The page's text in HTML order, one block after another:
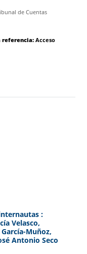
de Cuentas
referencia:Acceso
:
Velasco,
Muñoz,
Antonio Seco